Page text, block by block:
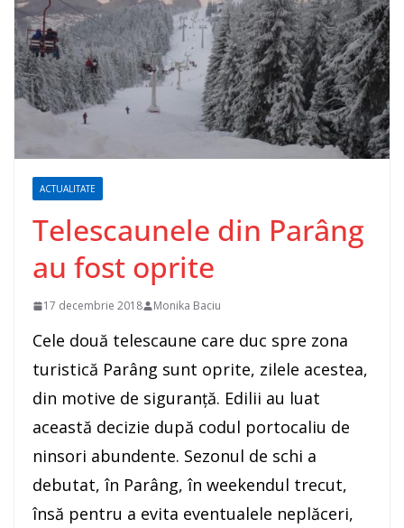
ACTUALITATE
Telescaunele din Parâng
au fost oprite
17 decembrie 2018 Monika Baciu
Cele două telescaune care duc spre zona
turistică Parâng sunt oprite, zilele acestea,
din motive de siguranță. Edilii au luat
această decizie după codul portocaliu de
ninsori abundente. Sezonul de schi a
debutat, în Parâng, în weekendul trecut,
însă pentru a evita eventualele neplăceri,